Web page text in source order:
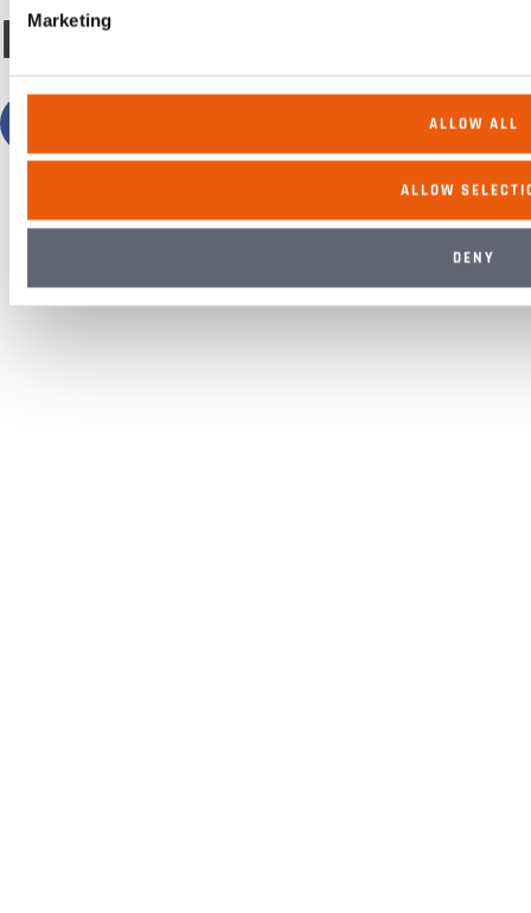
Marketing
ALLOW ALL
ALLOW
DENY
FOLGEN SIE UNS